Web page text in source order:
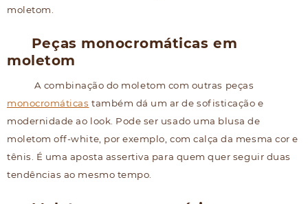
moletom.
Peças monocromáticas em
moletom
A combinação do moletom com outras peças
monocromáticas também dá um ar de sofisticação e
modernidade ao look. Pode ser usado uma blusa de
moletom off-white, por exemplo, com calça da mesma cor e
tênis. É uma aposta assertiva para quem quer seguir duas
tendências ao mesmo tempo.